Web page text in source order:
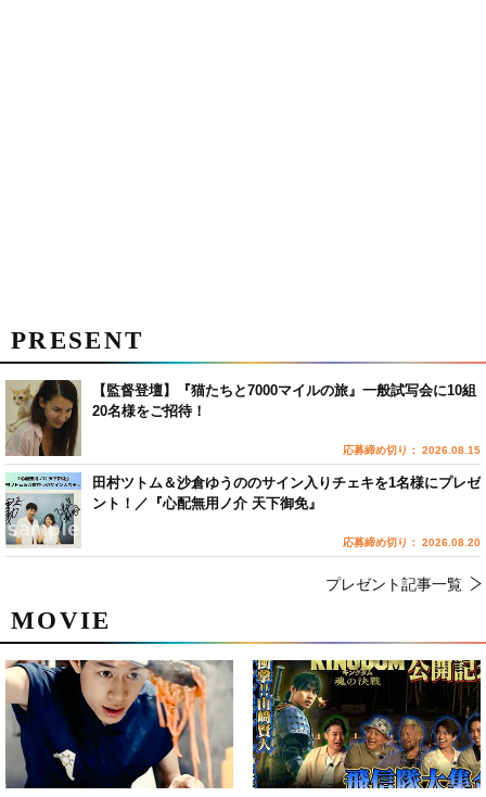
MOVIE
PRESENT
【監督登壇】『猫たちと7000マイルの旅』一般試写会に10組
20名様をご招待！
応募締め切り： 2026.08.15
田村ツトム＆沙倉ゆうののサイン入りチェキを1名様にプレゼ
ント！／『心配無用ノ介 天下御免』
応募締め切り： 2026.08.20
プレゼント記事一覧